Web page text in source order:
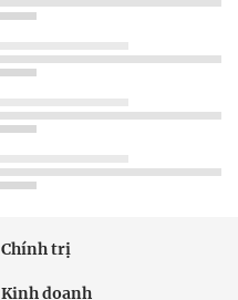
Chính trị
Kinh doanh